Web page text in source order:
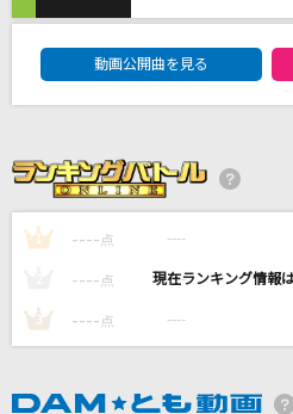
[生音]乙女どもよ。
CHiCO with HoneyWorks
「ハジメマシテ」
宮川愛李
もっと
動画公開曲を見る
1 ---- 点 ----
---- 点 ----
3 ---- 点 ----